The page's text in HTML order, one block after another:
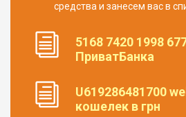
средства и занесем вас в
5168 7420 1998
ПриватБанка
U619286481700
кошелек в грн